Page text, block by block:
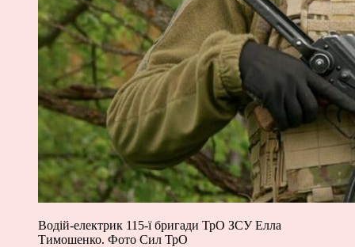
Водій-електрик 115-ї бригади ТрО ЗСУ Елла
Тимошенко. Фото Сил ТрО